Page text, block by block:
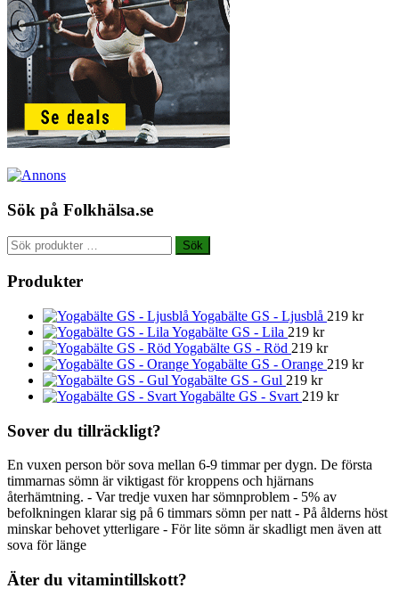
Sök på Folkhälsa.se
Sök
efter:
Sök
Produkter
Yogabälte GS - Ljusblå 219 kr
Yogabälte GS - Lila 219 kr
Yogabälte GS - Röd 219 kr
Yogabälte GS - Orange 219 kr
Yogabälte GS - Gul 219 kr
Yogabälte GS - Svart 219 kr
Sover du tillräckligt?
En vuxen person bör sova mellan 6-9 timmar per dygn. De första
timmarnas sömn är viktigast för kroppens och hjärnans
återhämtning. - Var tredje vuxen har sömnproblem - 5% av
befolkningen klarar sig på 6 timmars sömn per natt - På ålderns höst
minskar behovet ytterligare - För lite sömn är skadligt men även att
sova för länge
Äter du vitamintillskott?